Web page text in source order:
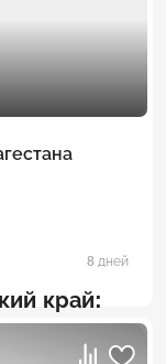
8 дней
край: